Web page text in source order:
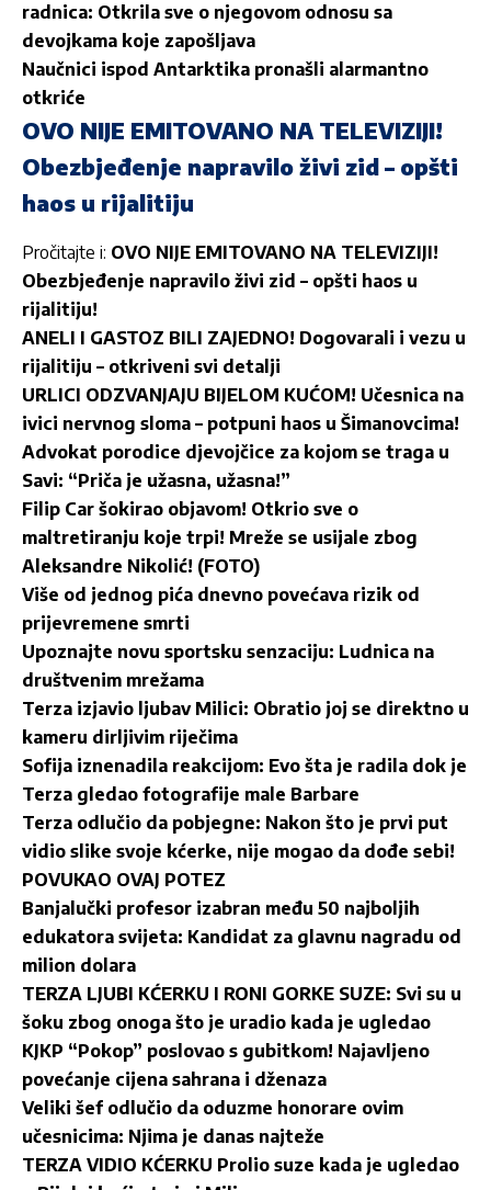
radnica: Otkrila sve o njegovom odnosu sa
devojkama koje zapošljava
Naučnici ispod Antarktika pronašli alarmantno
otkriće
OVO NIJE EMITOVANO NA TELEVIZIJI!
Obezbjeđenje napravilo živi zid – opšti
haos u rijalitiju
Pročitajte i: OVO NIJE EMITOVANO NA TELEVIZIJI!
Obezbjeđenje napravilo živi zid – opšti haos u
rijalitiju!
ANELI I GASTOZ BILI ZAJEDNO! Dogovarali i vezu u
rijalitiju – otkriveni svi detalji
URLICI ODZVANJAJU BIJELOM KUĆOM! Učesnica na
ivici nervnog sloma – potpuni haos u Šimanovcima!
Advokat porodice djevojčice za kojom se traga u
Savi: “Priča je užasna, užasna!”
Filip Car šokirao objavom! Otkrio sve o
maltretiranju koje trpi! Mreže se usijale zbog
Aleksandre Nikolić! (FOTO)
Više od jednog pića dnevno povećava rizik od
prijevremene smrti
Upoznajte novu sportsku senzaciju: Ludnica na
društvenim mrežama
Terza izjavio ljubav Milici: Obratio joj se direktno u
kameru dirljivim riječima
Sofija iznenadila reakcijom: Evo šta je radila dok je
Terza gledao fotografije male Barbare
Terza odlučio da pobjegne: Nakon što je prvi put
vidio slike svoje kćerke, nije mogao da dođe sebi!
POVUKAO OVAJ POTEZ
Banjalučki profesor izabran među 50 najboljih
edukatora svijeta: Kandidat za glavnu nagradu od
milion dolara
TERZA LJUBI KĆERKU I RONI GORKE SUZE: Svi su u
šoku zbog onoga što je uradio kada je ugledao
KJKP “Pokop” poslovao s gubitkom! Najavljeno
povećanje cijena sahrana i dženaza
Veliki šef odlučio da oduzme honorare ovim
učesnicima: Njima je danas najteže
TERZA VIDIO KĆERKU Prolio suze kada je ugledao